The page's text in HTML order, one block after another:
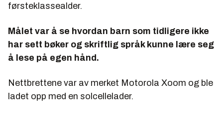
førsteklassealder.
Målet var å se hvordan barn som tidligere ikke
har sett bøker og skriftlig språk kunne lære seg
å lese på egen hånd.
Nettbrettene var av merket Motorola Xoom og ble
ladet opp med en solcellelader.